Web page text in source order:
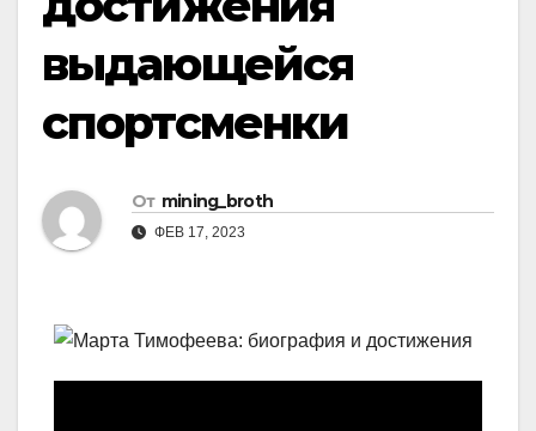
выдающейся
спортсменки
От mining_broth
ФЕВ 17, 2023